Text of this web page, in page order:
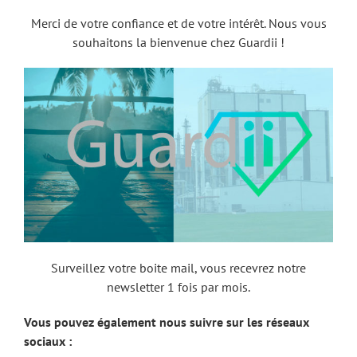
Merci de votre confiance et de votre intérêt. Nous vous
souhaitons la bienvenue chez Guardii !
Surveillez votre boite mail, vous recevrez notre
newsletter 1 fois par mois.
Vous pouvez également nous suivre sur les réseaux
sociaux :